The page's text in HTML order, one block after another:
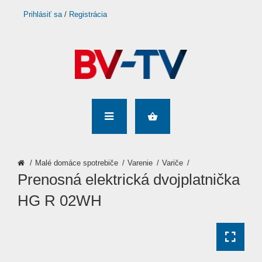
Prihlásiť sa/ Registrácia
Malé domáce spotrebiče Varenie Variče
Prenosná elektrická dvojplatnička
HG R 02WH